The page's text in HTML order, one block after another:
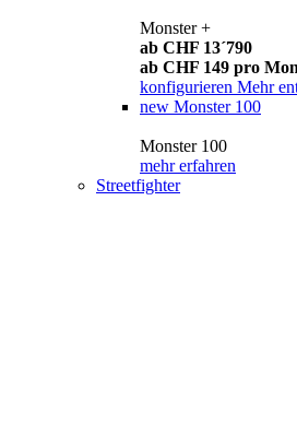
Monster +
ab CHF 13´790
ab CHF 149 pro
konfigurieren Mehr
new Monster 100
Monster 100
mehr erfahren
Streetfighter